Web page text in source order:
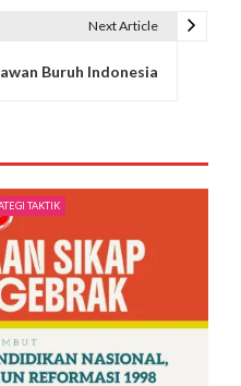
Next Article
Buruh Indonesia
TAKTIK